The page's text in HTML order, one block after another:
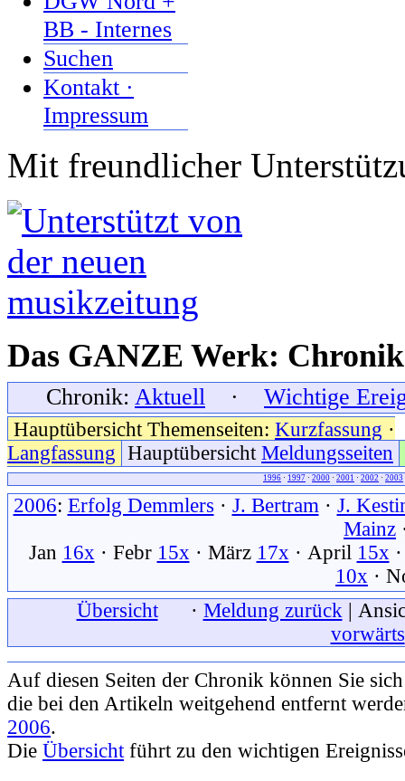
BB - Internes
Suchen
Kontakt ·
Impressum
Mit freundlicher
Das GANZE Werk:
Chronik: Aktuell · Wichtige
Hauptübersicht Themenseiten: Kurzfassung ·
Langfassung Hauptübersicht Meldungsseiten
1996 · 1997 · 2000 · 2001 · 2002 · 2003
2006: Erfolg Demmlers · J. Bertram · J.
Mainz
Jan 16x · Febr 15x · März 17x · April 15x
10x ·
Übersichtxxx · Meldung zurück |
vorwärts
Auf diesen Seiten der Chronik können Sie
die bei den Artikeln weitgehend entfernt
2006.
Die Übersicht führt zu den wichtigen